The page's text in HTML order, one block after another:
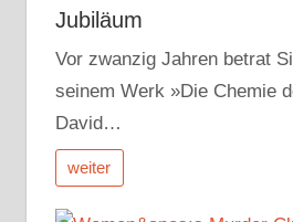
Jubiläum
Vor zwanzig Jahren betrat
seinem Werk »Die Chemie
David…
weiter